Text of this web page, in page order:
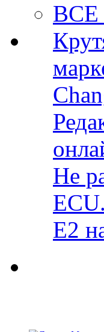
ВСЕ
Не
ECU.
E2